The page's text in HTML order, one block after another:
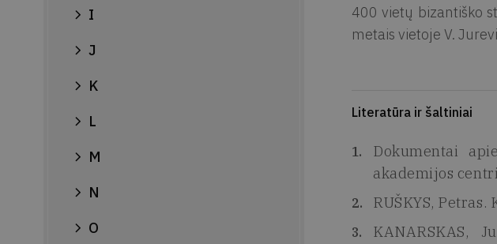
I
J
K
L
M
N
O
400 vietų bizantiško
metais vietoje V.
Literatūra ir šaltiniai
Dokumentai
akademijos
RUŠKYS,
KANARSKAS,